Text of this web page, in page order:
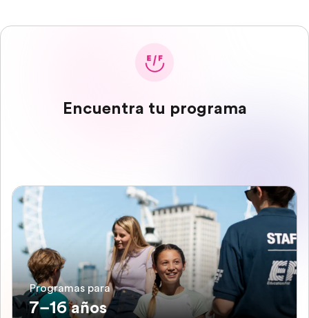
Encuentra tu programa
Programas para
7–16 años